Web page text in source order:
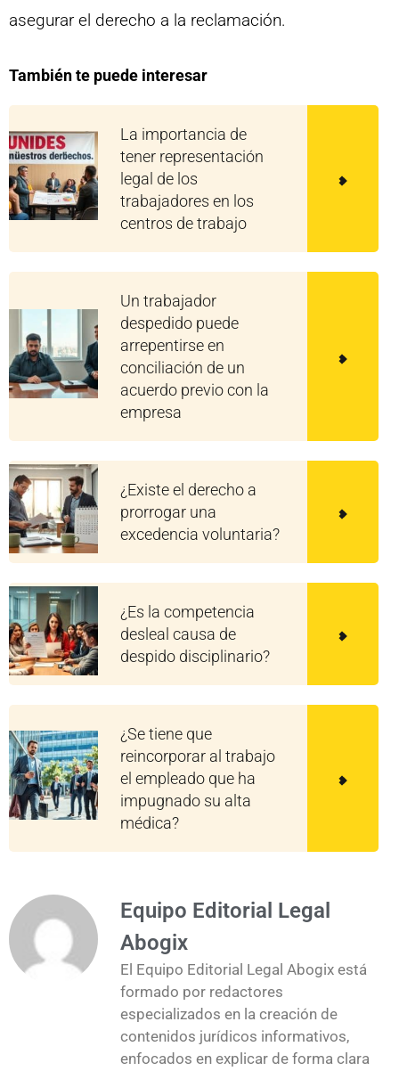
asegurar el derecho a la reclamación.
También te puede interesar
La importancia de
tener representación
legal de los
trabajadores en los
centros de trabajo
Un trabajador
despedido puede
arrepentirse en
conciliación de un
acuerdo previo con la
empresa
¿Existe el derecho a
prorrogar una
excedencia voluntaria?
¿Es la competencia
desleal causa de
despido disciplinario?
¿Se tiene que
reincorporar al trabajo
el empleado que ha
impugnado su alta
médica?
Equipo Editorial Legal
Abogix
El Equipo Editorial Legal Abogix está
formado por redactores
especializados en la creación de
contenidos jurídicos informativos,
enfocados en explicar de forma clara